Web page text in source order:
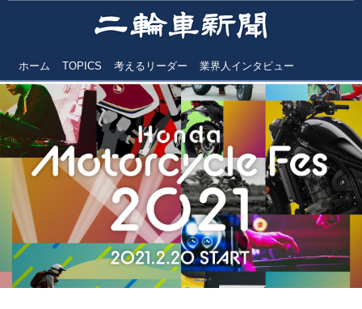
ホーム TOPICS 考えるリーダー 業界人インタビュー